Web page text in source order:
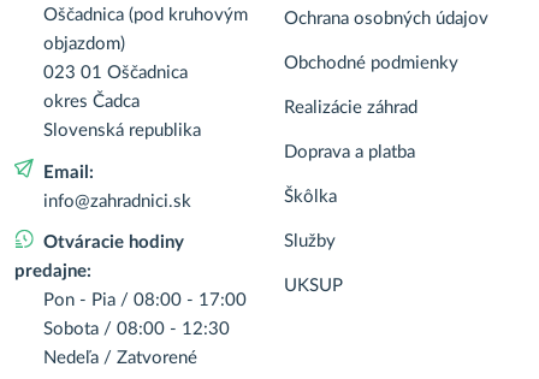
Oščadnica (pod kruhovým
objazdom)
023 01 Oščadnica
okres Čadca
Slovenská republika
Email:
info@zahradnici.sk
Otváracie hodiny
predajne:
Pon - Pia / 08:00 - 17:00
Sobota / 08:00 - 12:30
Nedeľa / Zatvorené
Ochrana osobných údajov
Obchodné podmienky
Realizácie záhrad
Doprava a platba
Škôlka
Služby
UKSUP